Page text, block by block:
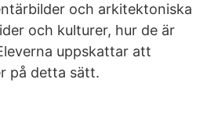
och arkitektoniska
och kulturer, hur de är
uppskattar att
på detta sätt.